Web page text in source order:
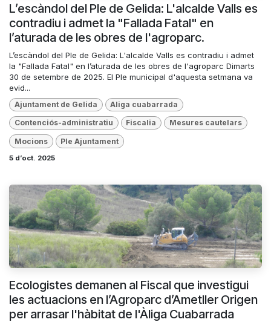
L’escàndol del Ple de Gelida: L'alcalde Valls es
contradiu i admet la "Fallada Fatal" en
l’aturada de les obres de l'agroparc.
L’escàndol del Ple de Gelida: L'alcalde Valls es contradiu i admet
la "Fallada Fatal" en l’aturada de les obres de l'agroparc Dimarts
30 de setembre de 2025. El Ple municipal d'aquesta setmana va
evid...
Ajuntament de Gelida Aliga cuabarrada
Contenciós-administratiu Fiscalia Mesures cautelars
Mocions Ple Ajuntament
5 d’oct. 2025
Ecologistes demanen al Fiscal que investigui
les actuacions en l’Agroparc d’Ametller Origen
per arrasar l'hàbitat de l'Àliga Cuabarrada